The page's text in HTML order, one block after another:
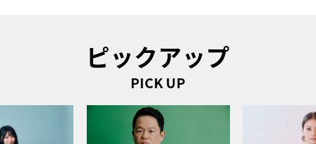
ピックアップ
PICK UP